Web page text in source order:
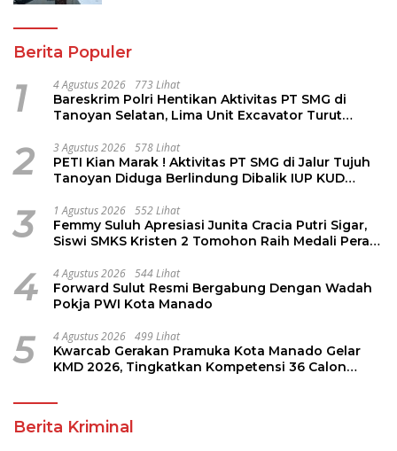
Berita Populer
1 4 Agustus 2026 773 Lihat
Bareskrim Polri Hentikan Aktivitas PT SMG di
Tanoyan Selatan, Lima Unit Excavator Turut
2 3 Agustus 2026 578 Lihat
PETI Kian Marak ! Aktivitas PT SMG di Jalur Tujuh
Tanoyan Diduga Berlindung Dibalik IUP KUD
3 1 Agustus 2026 552 Lihat
Femmy Suluh Apresiasi Junita Cracia Putri Sigar,
Siswi SMKS Kristen 2 Tomohon Raih Medali Perak
4 4 Agustus 2026 544 Lihat
Forward Sulut Resmi Bergabung Dengan Wadah
Pokja PWI Kota Manado
5 4 Agustus 2026 499 Lihat
Kwarcab Gerakan Pramuka Kota Manado Gelar
KMD 2026, Tingkatkan Kompetensi 36 Calon
Berita Kriminal